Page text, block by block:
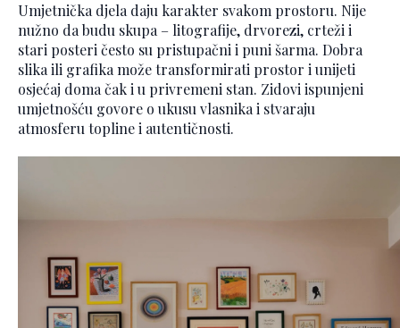
Umjetnička djela daju karakter svakom prostoru. Nije
nužno da budu skupa – litografije, drvorezi, crteži i
stari posteri često su pristupačni i puni šarma. Dobra
slika ili grafika može transformirati prostor i unijeti
osjećaj doma čak i u privremeni stan. Zidovi ispunjeni
umjetnošću govore o ukusu vlasnika i stvaraju
atmosferu topline i autentičnosti.